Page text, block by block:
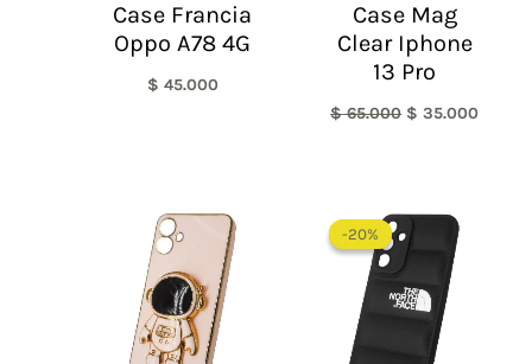
Case Francia
Oppo A78 4G
$ 45.000
Case Mag
Clear Iphone
13 Pro
$65.000 $ 35.000
-20%
-20%
precio
original
era:
$ 60.000.